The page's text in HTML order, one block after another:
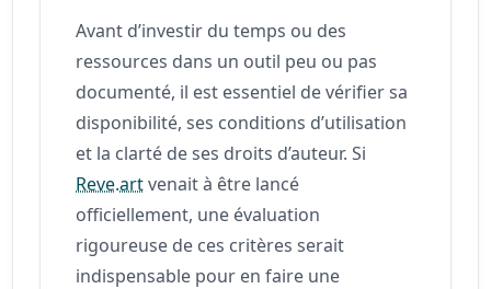
Avant d’investir du temps ou des
ressources dans un outil peu ou pas
documenté, il est essentiel de vérifier sa
disponibilité, ses conditions d’utilisation
et la clarté de ses droits d’auteur. Si
Reve.artvenait à être lancé
officiellement, une évaluation
rigoureuse de ces critères serait
indispensable pour en faire une